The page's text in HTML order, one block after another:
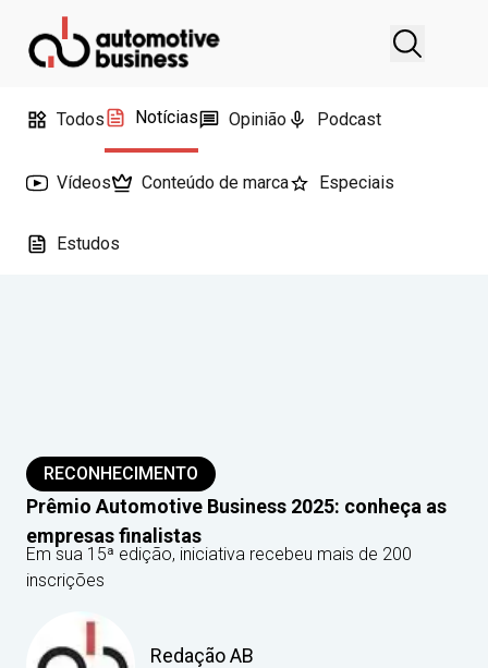
Todos Notícias Opinião Podcast
Vídeos Conteúdo de marca Especiais
Estudos
RECONHECIMENTO
Prêmio Automotive Business 2025: conheça as
empresas finalistas
Em sua 15ª edição, iniciativa recebeu mais de 200
inscrições
Redação AB